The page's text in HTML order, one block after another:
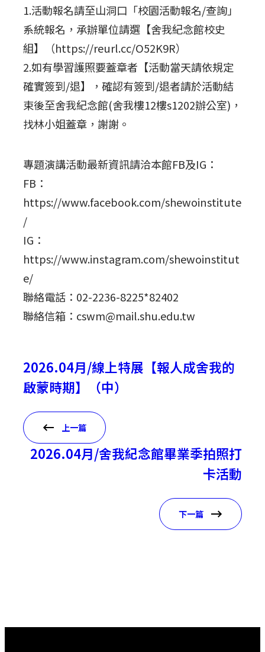
1.活動報名請至山洞口「校園活動報名/查詢」
系統報名，承辦單位請選【舍我紀念館校史
組】（https://reurl.cc/O52K9R）
2.如有學習護照要蓋章者【活動當天請依規定
確實簽到/退】，確認有簽到/退者請於活動結
束後至舍我紀念館(舍我樓12樓s1202辦公室)，
找林小姐蓋章，謝謝。
專題演講活動最新資訊請洽本館FB及IG：
FB：
https://www.facebook.com/shewoinstitute
/
IG：
https://www.instagram.com/shewoinstitut
e/
聯絡電話：02-2236-8225*82402
聯絡信箱：cswm@mail.shu.edu.tw
2026.04月/線上特展【報人成舍我的
啟蒙時期】（中）
上一篇
2026.04月/舍我紀念館畢業季拍照打
卡活動
下一篇